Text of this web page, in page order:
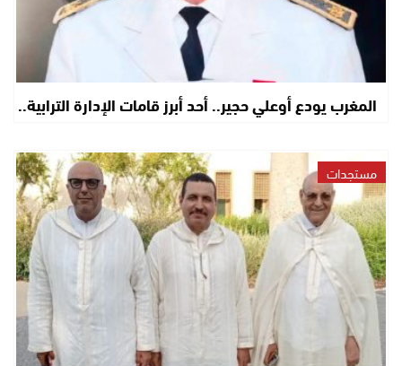
المغرب يودع أوعلي حجير.. أحد أبرز قامات الإدارة الترابية..
مستجدات